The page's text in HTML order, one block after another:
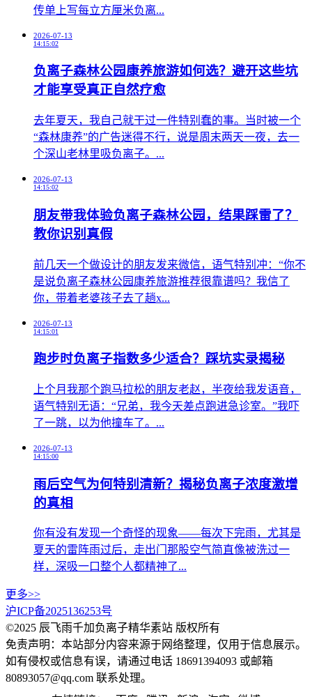
传单上写每立方厘米负离...
2026-07-13
14:15:02
负离子森林公园康养旅游如何选？避开这些坑
才能享受真正自然疗愈
​去年夏天，我自己就干过一件特别蠢的事。当时被一个
“森林康养”的广告迷得不行，说是周末两天一夜，去一
个深山老林里吸负离子。...
2026-07-13
14:15:02
朋友带我体验负离子森林公园，结果踩雷了？
教你识别真假
前几天一个做设计的朋友发来微信，语气特别冲：“你不
是说负离子森林公园康养旅游推荐很靠谱吗？我信了
你，带着老婆孩子去了趟x...
2026-07-13
14:15:01
跑步时负离子指数多少适合？踩坑实录揭秘
上个月我那个跑马拉松的朋友老赵，半夜给我发语音，
语气特别无语：“兄弟，我今天差点跑进急诊室。”我吓
了一跳，以为他撞车了。...
2026-07-13
14:15:00
雨后空气为何特别清新？揭秘负离子浓度激增
的真相
你有没有发现一个奇怪的现象——每次下完雨，尤其是
夏天的雷阵雨过后，走出门那股空气简直像被洗过一
样，深吸一口整个人都精神了...
更多>>
沪ICP备2025136253号
©2025 辰飞雨千加负离子精华素站 版权所有
免责声明：本站部分内容来源于网络整理，仅用于信息展示。
如有侵权或信息有误，请通过电话 18691394093 或邮箱
80893057@qq.com 联系处理。